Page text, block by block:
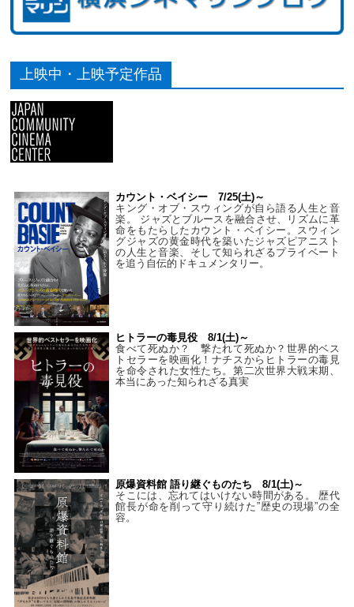
上映中・上映予定作品
カウント・ベイシー 7/25(土)～
キング・オブ・スウィングが自ら語る人生と音
楽。 ジャズとブルースを融合させ、リズムに革
命をもたらしたカウント・ベイシー。スウィン
グジャズの黄金時代を築いたジャズピアニスト
の人生と音楽、そして知られざるプライベート
を追う自伝的ドキュメンタリー。
ヒトラーの毒見役 8/1(土)～
食べて死ぬか？ 撃たれて死ぬか？世界的ベス
トセラーを映画化！ナチスからヒトラーの毒見
を命令された女性たち。第二次世界大戦末期、
本当にあった知られざる真実
原爆資料館 語り継ぐものたち 8/1(土)～
そこには、忘れてはいけない時間がある。 歴代
館長が命を削って守り続けた”歴史の現場”の全
容。